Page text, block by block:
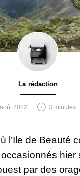
La rédaction
2022 3 minutes
l’Ile de Beauté
hier
par des